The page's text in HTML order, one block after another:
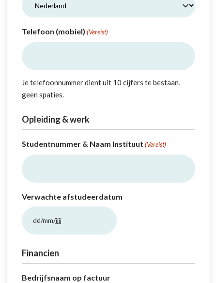
Telefoon (mobiel) (Vereist)
Je telefoonnummer dient uit 10 cijfers te bestaan,
geen spaties.
Opleiding & werk
Studentnummer & Naam Instituut (Vereist)
Verwachte afstudeerdatum
DD slash MM slash JJJJ
Financien
Bedrijfsnaam op factuur